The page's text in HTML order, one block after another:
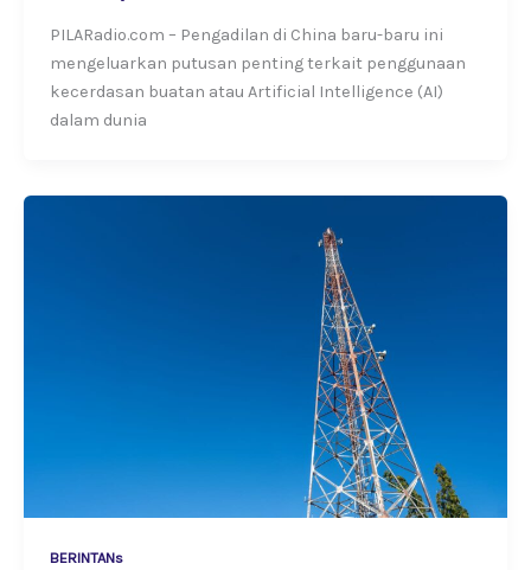
PILARadio.com – Pengadilan di China baru-baru ini
mengeluarkan putusan penting terkait penggunaan
kecerdasan buatan atau Artificial Intelligence (AI)
dalam dunia
BERINTANs